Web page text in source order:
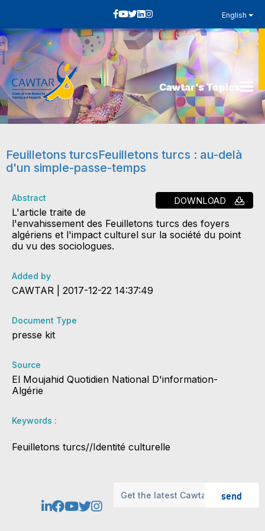
English
Cawtar’s Topics
Feuilletons turcsFeuilletons turcs : au-delà
d'un simple-passe-temps
DOWNLOAD
Abstract
L'article traite de
l'envahissement des Feuilletons turcs des foyers
algériens et l'impact culturel sur la société du point
du vu des sociologues.
Added by
CAWTAR | 2017-12-22 14:37:49
Document Type
presse kit
Source
El Moujahid Quotidien National D'information-
Algérie
Keywords :
Feuilletons turcs//Identité culturelle
send